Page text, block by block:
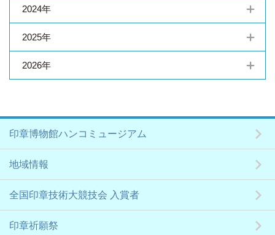
2024年
2025年
2026年
印章博物館ハンコミュージアム
地域情報
全国印章技術大競技会 入賞者
印章祈願祭